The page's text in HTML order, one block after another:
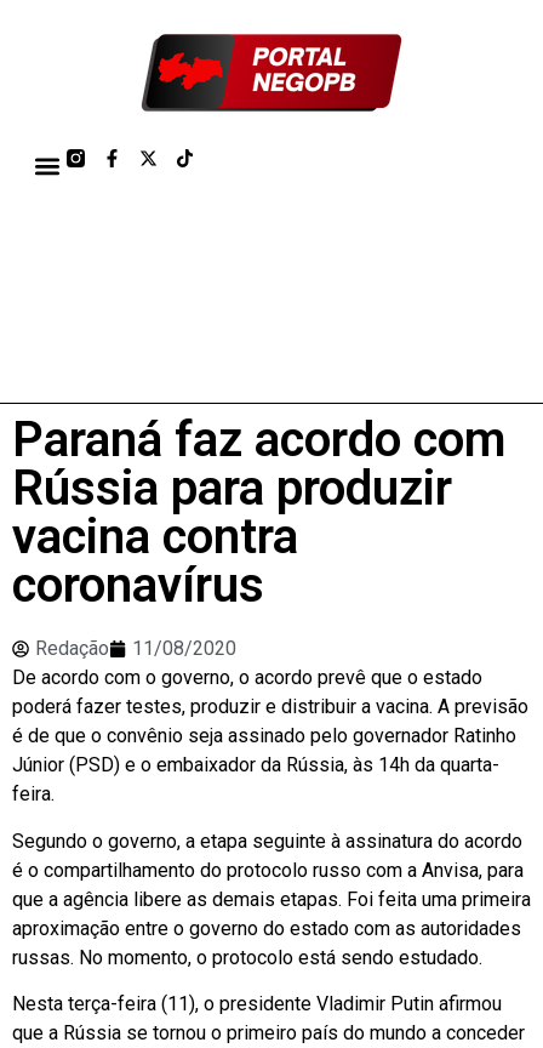
Paraná faz acordo com
Rússia para produzir
vacina contra
coronavírus
Redação
11/08/2020
De acordo com o governo, o acordo prevê que o estado
poderá fazer testes, produzir e distribuir a vacina. A previsão
é de que o convênio seja assinado pelo governador Ratinho
Júnior (PSD) e o embaixador da Rússia, às 14h da quarta-
feira.
Segundo o governo, a etapa seguinte à assinatura do acordo
é o compartilhamento do protocolo russo com a Anvisa, para
que a agência libere as demais etapas. Foi feita uma primeira
aproximação entre o governo do estado com as autoridades
russas. No momento, o protocolo está sendo estudado.
Nesta terça-feira (11), o presidente Vladimir Putin afirmou
que a Rússia se tornou o primeiro país do mundo a conceder